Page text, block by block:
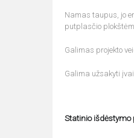
Namas taupus, jo
putplasčio
Galimas projekto
Galima užsakyti
Statinio išdėstymo